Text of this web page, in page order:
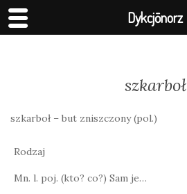
szkarboł
szkarboł – but zniszczony (pol.)
Rodzaj
Mn. l. poj. (kto? co?) Sam je…
Dykcjōnorz